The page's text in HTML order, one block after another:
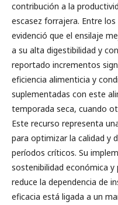
contribución a la
escasez forrajera. Entre
evidenció que el ensilaje
a su alta digestibilidad y
reportado incrementos
eficiencia alimenticia y
suplementadas con este
temporada seca, cuando
Este recurso representa
para optimizar la calidad y
períodos críticos. Su
sostenibilidad económica
reduce la dependencia de
eficacia está ligada a un